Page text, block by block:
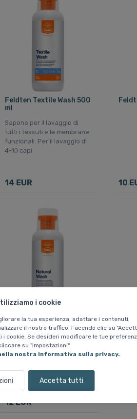
i cookie
la tua esperienza, adattare i contenuti,
il nostro traffico. Facendo clic su
cookie. Se desideri modificare le tue
su "Impostazioni".
nostra informativa sulla privacy.
Accetta tutti
Feldten Textile Wash 500
ml
Sapone per il lavaggio di
tutti i tessuti e le membrane
funzionali. Per il lavaggio di
4-10 capi
14 EUR 10
Feldten Lavaggio
Naturale 500 ml
Sapone per il lavaggio di
tessuti con imbottitura in
imbottitura naturali (ad es.
lana, seta, cachemire)
12 EUR